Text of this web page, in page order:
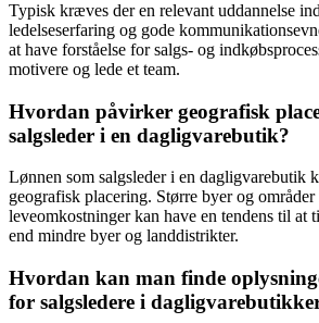
Typisk kræves der en relevant uddannelse
ledelseserfaring og gode
at have forståelse for salgs- og
motivere og lede et team.
Hvordan påvirker geografisk
salgsleder i en dagligvarebutik?
Lønnen som salgsleder i en dagligvarebutik
geografisk placering. Større byer og områder
leveomkostninger kan have en tendens til at
end mindre byer og landdistrikter.
Hvordan kan man finde
for salgsledere i